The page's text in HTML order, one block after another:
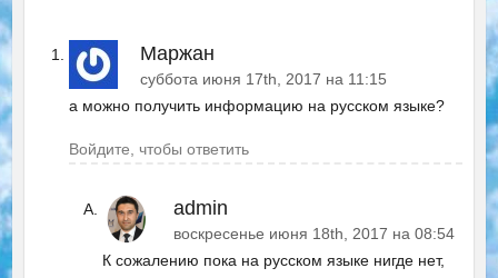
Маржан
суббота июня 17th, 2017 на 11:15
а можно получить информацию на русском языке?
Войдите, чтобы ответить
admin
воскресенье июня 18th, 2017 на 08:54
К сожалению пока на русском языке нигде нет,